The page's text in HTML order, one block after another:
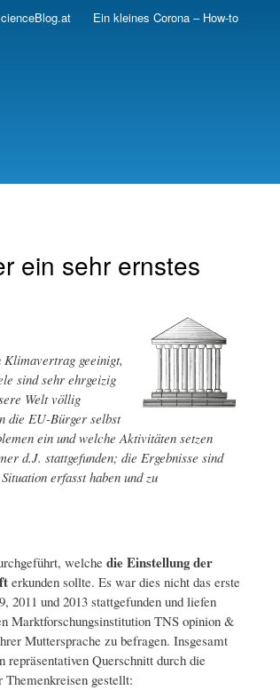
Ein kleines Corona – How-to
ein sehr ernstes
Klimavertrag geeinigt,
sind sehr ehrgeizig
Welt völlig
die EU-Bürger selbst
ein und welche Aktivitäten setzen
d.J. stattgefunden; die Ergebnisse sind
erfasst haben und zu
welchedie Einstellung der
erkunden sollte. Es war dies nicht das erste
2011 und 2013 stattgefunden und liefen
Marktforschungsinstitution TNS opinion &
Muttersprache zu befragen. Insgesamt
repräsentativen Querschnitt durch die
gestellt: